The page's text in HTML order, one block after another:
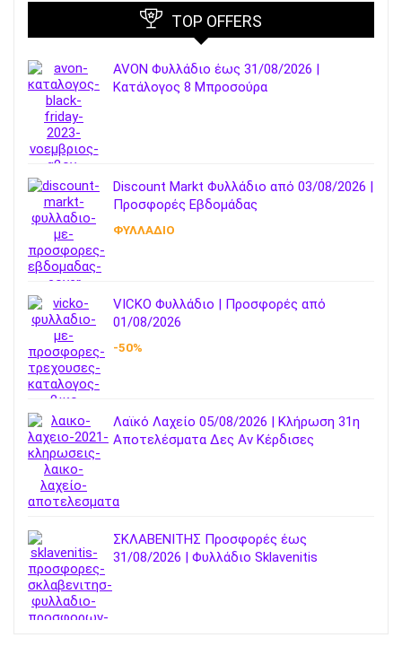
TOP OFFERS
AVON Φυλλάδιο έως 31/08/2026 |
Κατάλογος 8 Μπροσούρα
Discount Markt Φυλλάδιο από 03/08/2026 |
Προσφορές Εβδομάδας
ΦΥΛΛΑΔΙΟ
VICKO Φυλλάδιο | Προσφορές από
01/08/2026
-50%
Λαϊκό Λαχείο 05/08/2026 | Κλήρωση 31η
Αποτελέσματα Δες Αν Κέρδισες
ΣΚΛΑΒΕΝΙΤΗΣ Προσφορές έως
31/08/2026 | Φυλλάδιο Sklavenitis